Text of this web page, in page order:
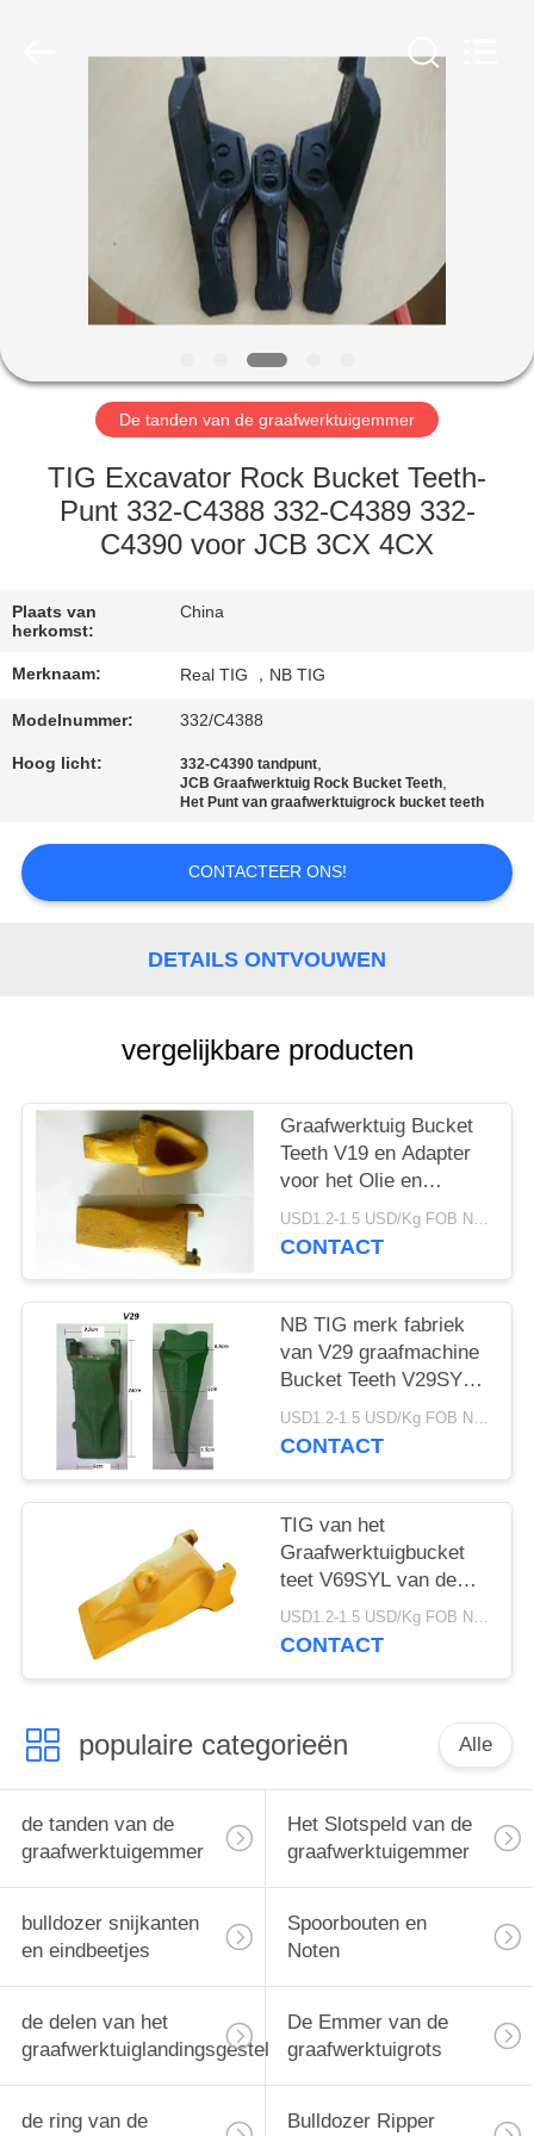
PRODUCTEN
ONGEVEER
FABRIEKSREIS
KWALITEITSCONTROLE
CONTACTEER
EEN
CITAAT
SITEMAP
De tanden van de graafwerktuigemmer
TIG Excavator Rock Bucket Teeth-
Punt 332-C4388 332-C4389 332-
C4390 voor JCB 3CX 4CX
Plaats van
herkomst:
China
Merknaam: Real TIG ，NB TIG
Modelnummer: 332/C4388
Hoog licht: 332-C4390 tandpunt,
JCB Graafwerktuig Rock Bucket Teeth,
Het Punt van graafwerktuigrock bucket teeth
CONTACTEER ONS!
DETAILS ONTVOUWEN
vergelijkbare producten
Graafwerktuig Bucket
Teeth V19 en Adapter
voor het Olie en
Overzeese Boorwerk USD1.2-1.5 USD/Kg FOB Ningbo MOQ:2 ton
CONTACT
NB TIG merk fabriek
van V29 graafmachine
Bucket Teeth V29SYL
En Adapter, Rock Teeth
Voor graafmachine
USD1.2-1.5 USD/Kg FOB Ningbo MOQ:2 ton
CONTACT
TIG van het
Graafwerktuigbucket
teet V69SYL van de
merkfabriek V69 het
Duurzame Materiële
USD1.2-1.5 USD/Kg FOB Ningbo MOQ:2 ton
CONTACT
populaire categorieën Alle
de tanden van de
graafwerktuigemmer
Het Slotspeld van de
graafwerktuigemmer
bulldozer snijkanten
en eindbeetjes
Spoorbouten en
Noten
de delen van het
graafwerktuiglandingsgestel
De Emmer van de
graafwerktuigrots
de ring van de Bulldozer Ripper